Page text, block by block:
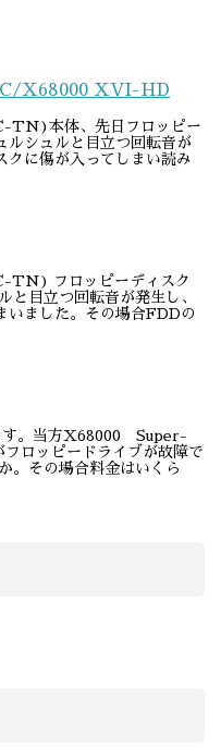
X68000 XVI-HD
本体、先日フロッピー
ルシュルと目立つ回転音が
クに傷が入ってしまい読み
フロッピーディスク
と目立つ回転音が発生し、
いました。その場合FDDの
す。当方X68000 Super-
ロッピードライブが故障で
。その場合料金はいくら